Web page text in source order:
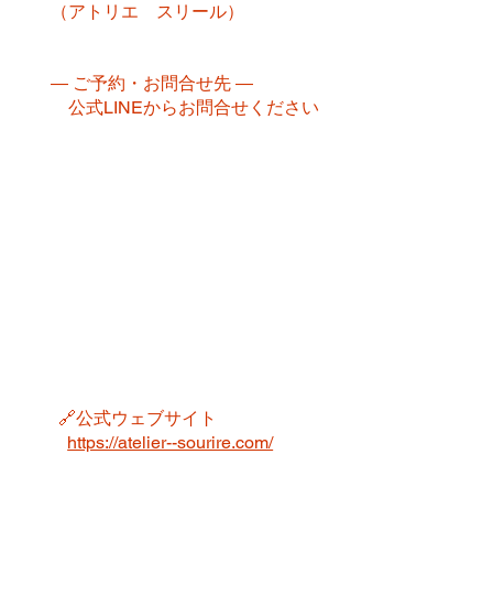
​（アトリエ スリール）
― ご予約・お問合せ先 ―
公式LINEからお問合せください
🔗公式ウェブサイト
https://atelier--sourire.com/